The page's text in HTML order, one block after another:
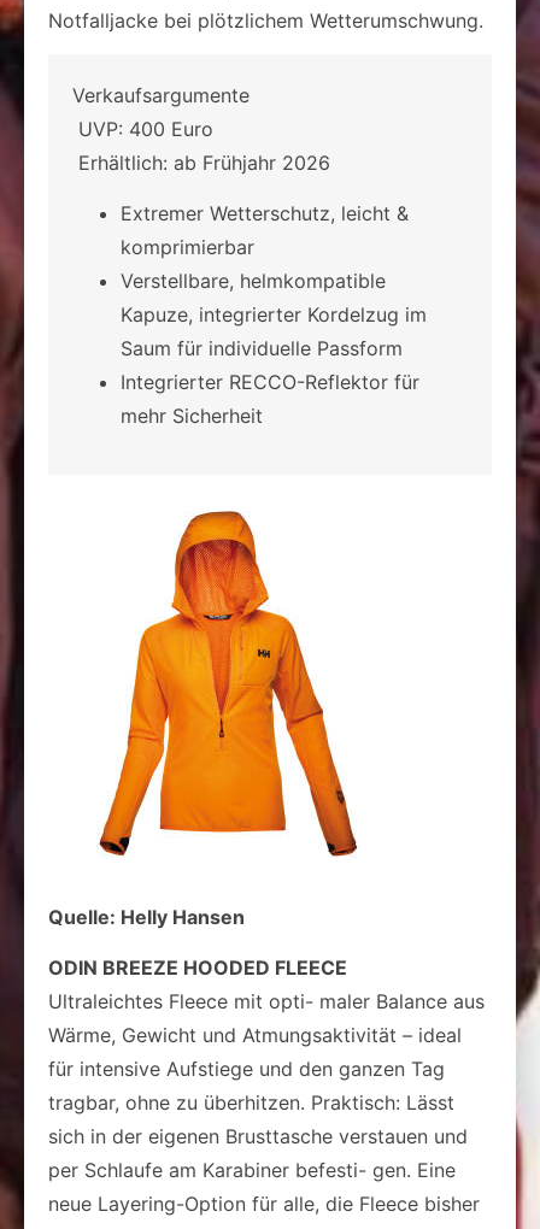
Notfalljacke bei plötzlichem Wetterumschwung.
Verkaufsargumente
UVP: 400 Euro
Erhältlich: ab Frühjahr 2026
Extremer Wetterschutz, leicht &
komprimierbar
Verstellbare, helmkompatible
Kapuze, integrierter Kordelzug im
Saum für individuelle Passform
Integrierter RECCO-Reflektor für
mehr Sicherheit
Quelle: Helly Hansen
ODIN BREEZE HOODED FLEECE
Ultraleichtes Fleece mit opti- maler Balance aus
Wärme, Gewicht und Atmungsaktivität – ideal
für intensive Aufstiege und den ganzen Tag
tragbar, ohne zu überhitzen. Praktisch: Lässt
sich in der eigenen Brusttasche verstauen und
per Schlaufe am Karabiner befesti- gen. Eine
neue Layering-Option für alle, die Fleece bisher